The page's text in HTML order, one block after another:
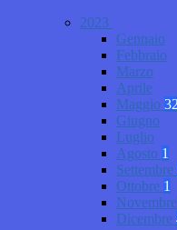
2023
Gennaio
Febbraio
Marzo
Aprile
Maggio 32
Giugno
Luglio
Agosto 1
Settembre
Ottobre 1
Novembre
Dicembre